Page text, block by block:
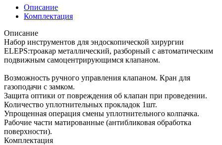
Описание
Комплектация
Описание
Набор инструментов для эндоскопической хирургии
ELEPS:троакар металлический, разборный с автоматическим
подвижным самоцентрирующимся клапаном.
Возможность ручного управления клапаном. Кран для
газоподачи с замком.
Защита оптики от повреждения об клапан при проведении.
Количество уплотнительных прокладок 1шт.
Упрощенная операция смены уплотнительного колпачка.
Рабочие части матированные (антибликовая обработка
поверхности).
Комплектация